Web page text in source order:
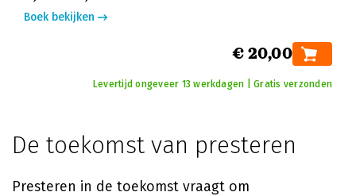
Boek bekijken
€ 20,00
Levertijd ongeveer 13 werkdagen | Gratis verzonden
De toekomst van presteren
Presteren in de toekomst vraagt om